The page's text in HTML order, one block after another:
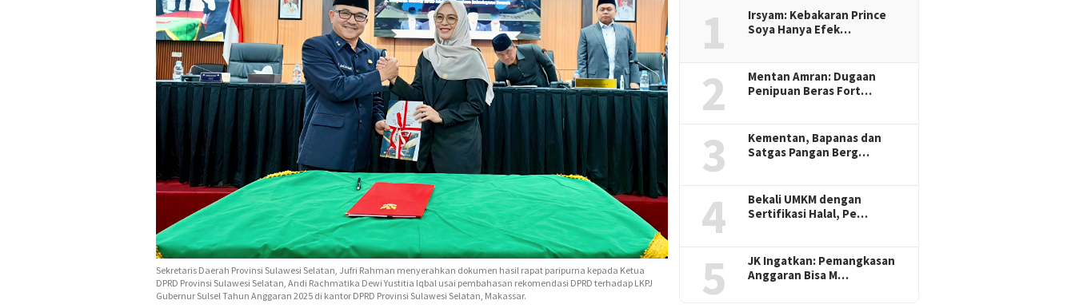
Sekretaris Daerah Provinsi Sulawesi Selatan, Jufri Rahman menyerahkan dokumen hasil rapat paripurna kepada Ketua
DPRD Provinsi Sulawesi Selatan, Andi Rachmatika Dewi Yustitia Iqbal usai pembahasan rekomendasi DPRD terhadap LKPJ
Gubernur Sulsel Tahun Anggaran 2025 di kantor DPRD Provinsi Sulawesi Selatan, Makassar.
1
Irsyam: Kebakaran Prince
Soya Hanya Efek…
2
Mentan Amran: Dugaan
Penipuan Beras Fort…
3
Kementan, Bapanas dan
Satgas Pangan Berg…
4
Bekali UMKM dengan
Sertifikasi Halal, Pe…
5
JK Ingatkan: Pemangkasan
Anggaran Bisa M…